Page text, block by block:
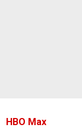
HBO Max